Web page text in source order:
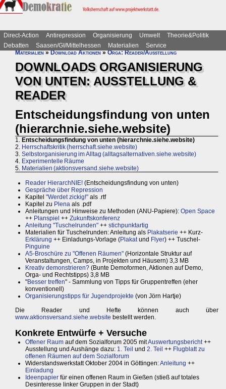
Direct-Action Antirepression Organisierung Umwelt
Theorie&Politik
Debatten
Saasen/GI/Mittelhessen Materialien
Service
Materialien»Download Aktionen»Orga: Reader/Ausstellung
DOWNLOADS ORGANISIERUNG
VON UNTEN: AUSSTELLUNG &
READER
Entscheidungsfindung von unten
(hierarchnie.siehe.website)
1. Entscheidungsfindung von unten (hierarchnie.siehe.website)
2. Herrschaftskritik (herrschaft.siehe.website)
3. Selbstorganisierung im Alltag (alltagsalternativen.siehe.website)
4. Experimentelle Räume
5. Materialien (aktionsversand.siehe.website)
Reader HierarchNIE! (Entscheidungsfindung von unten)
Gespräche über Repression
Kapitel "Werdet zickig!" als .rtf
Kapitel zu Plena als .pdf
Anleitungen und Hinweise zu Methoden (ANU-Papiere): Open Space
++ Planspiel ++ Zukunftskonferenz
Anleitung "Tuschelrunden" ++ stichpunktartig
Materialien für Tuschelrunden: Anleitung als Plakatserie ++ Kurz-
Erklärung ++ Einladungs-Vorlage (Plakatund Flyer) ++ Tuschel-
Pinguine
A5-Broschüre zu "Offenen Räumen" (Horizontale Struktur auf
Veranstaltungen, Camps, in Projekten und Häusern) 3,3 MB
Kreativ demonstrieren? (Bunte Demoformen, Aktionen auf Demo,
Orga- und Rechtstipps) 3,8 MB
"Besser treffen" - Sammlung von Tipps für Gruppentreffen (eher
konventionell)
Organisierungstipps für Jugendprojekte (von Jörn Hartje)
Die Reader und Hefte können auch über
www.aktionsversand.siehe.website bestellt werden.
Konkrete Entwürfe + Versuche
Offener Raum auf dem Sozialforum 2005 mitAuswertungsbericht++
Ausstellung und Aushänge dazu: 1. Teil und 2. Teil ++ Flugblatt zu
offenen Räumen auf dem Sozialforum
Widerstandswerkstatt Oktober 2004 in Göttingen:Anleitung ++
Einladung
Ideenpapier für einen offenen Raum in Gießen (stieß auf totales
Desinteresse linker Gruppen in der Stadt)